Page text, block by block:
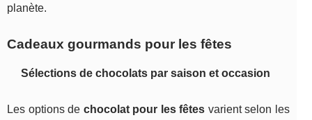
planète.
Cadeaux gourmands pour les fêtes
Sélections de chocolats par saison et occasion
Les options de chocolat pour les fêtes varient selon les